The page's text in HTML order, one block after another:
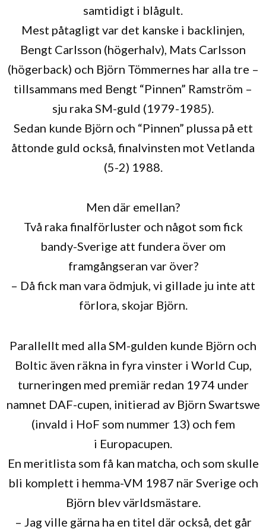
samtidigt i blågult.
Mest påtagligt var det kanske i backlinjen,
Bengt Carlsson (högerhalv), Mats Carlsson
(högerback) och Björn Tömmernes har alla tre –
tillsammans med Bengt “Pinnen” Ramström –
sju raka SM-guld (1979-1985).
Sedan kunde Björn och “Pinnen” plussa på ett
åttonde guld också, finalvinsten mot Vetlanda
(5-2) 1988.
Men där emellan?
Två raka finalförluster och något som fick
bandy-Sverige att fundera över om
framgångseran var över?
– Då fick man vara ödmjuk, vi gillade ju inte att
förlora, skojar Björn.
Parallellt med alla SM-gulden kunde Björn och
Boltic även räkna in fyra vinster i World Cup,
turneringen med premiär redan 1974 under
namnet DAF-cupen, initierad av Björn Swartswe
(invald i HoF som nummer 13) och fem
i Europacupen.
En meritlista som få kan matcha, och som skulle
bli komplett i hemma-VM 1987 när Sverige och
Björn blev världsmästare.
– Jag ville gärna ha en titel där också, det går